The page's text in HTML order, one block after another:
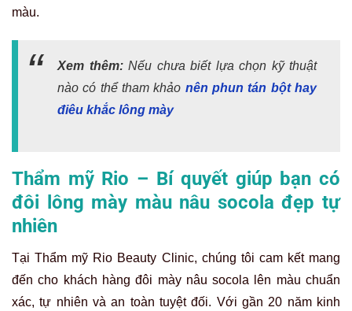
màu.
Xem thêm: Nếu chưa biết lựa chọn kỹ thuật
nào có thể tham khảo nên phun tán bột hay
điêu khắc lông mày
Thẩm mỹ Rio – Bí quyết giúp bạn có
đôi lông mày màu nâu socola đẹp tự
nhiên
Tại Thẩm mỹ Rio Beauty Clinic, chúng tôi cam kết mang
đến cho khách hàng đôi mày nâu socola lên màu chuẩn
xác, tự nhiên và an toàn tuyệt đối. Với gần 20 năm kinh